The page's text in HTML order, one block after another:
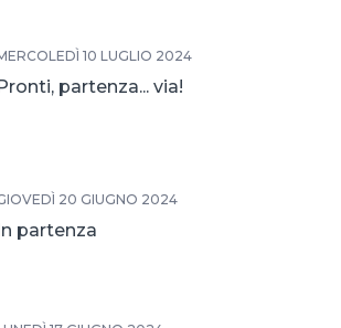
10 LUGLIO 2024
partenza... via!
20 GIUGNO 2024
partenza